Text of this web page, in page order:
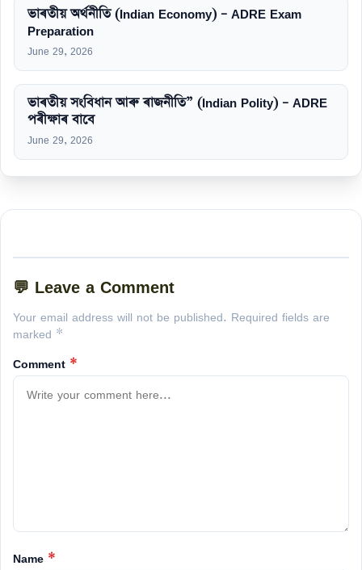
ভাৰতীয় অৰ্থনীতি (Indian Economy) – ADRE Exam
Preparation
June 29, 2026
ভাৰতীয় সংবিধান আৰু ৰাজনীতি” (Indian Polity) – ADRE
পৰীক্ষাৰ বাবে
June 29, 2026
💬 Leave a Comment
Your email address will not be published. Required fields are
marked *
Comment *
Name *